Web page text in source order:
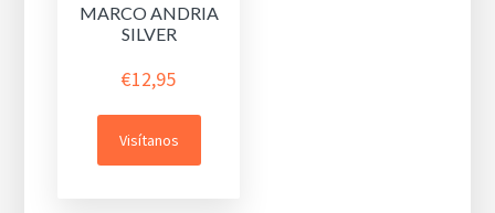
MARCO ANDRIA
SILVER
€12,95
Visítanos